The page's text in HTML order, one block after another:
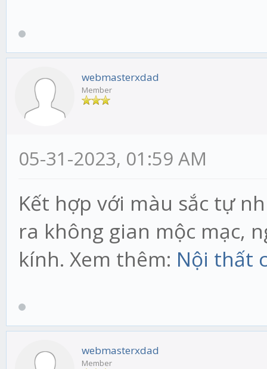
webmasterxdad
Member
05-31-2023, 01:59 AM
Kết hợp với màu sắc tự
ra không gian mộc mạc,
kính. Xem thêm: Nội thất
webmasterxdad
Member